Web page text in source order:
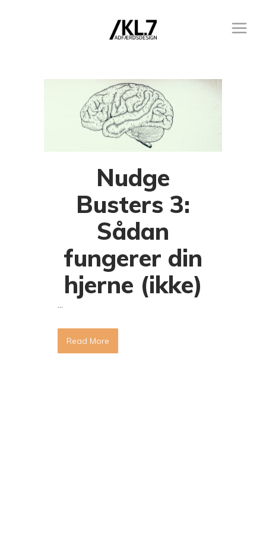
Brain Bias Tag
Nudge
Busters 3:
Sådan
fungerer din
hjerne (ikke)
...
Read More